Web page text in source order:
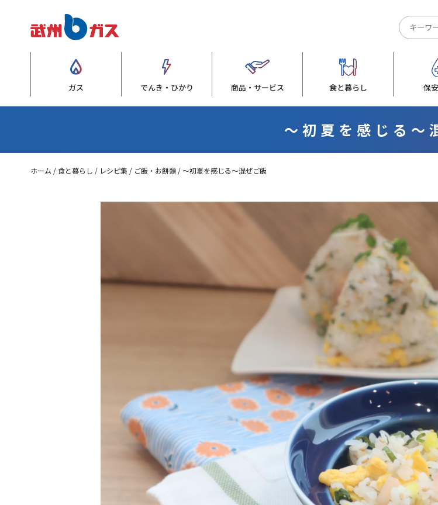
ガス でんき・ひかり 商品・サービス 食と暮らし 保
～初夏を感じる～
ホーム 食と暮らし レシピ集 ご飯・お餅類 ～初夏を感じる～混ぜご飯